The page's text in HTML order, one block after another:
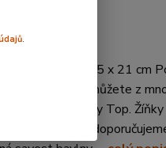
rozměr 15 x 21 cm
Vybrat si můžete z
k ručníkům z řady Top.
schnou.
.